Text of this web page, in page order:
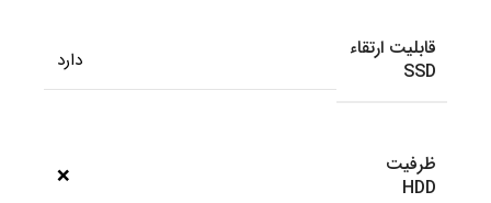
قابلیت ارتقاء
SSD
دارد
ظرفیت
HDD
❌